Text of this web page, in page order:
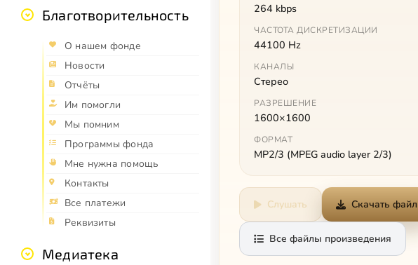
Благотворительность
О нашем фонде
Новости
Отчёты
Им помогли
Мы помним
Программы фонда
Мне нужна помощь
Контакты
Все платежи
Реквизиты
Медиатека
264 kbps
ЧАСТОТА ДИСКРЕТИЗАЦИИ
44100 Hz
КАНАЛЫ
Стерео
РАЗРЕШЕНИЕ
1600×1600
ФОРМАТ
MP2/3 (MPEG audio layer 2/3)
Слушать Скачать файл
Все файлы произведения